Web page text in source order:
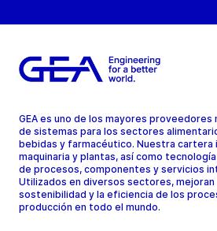
GEA es uno de los mayores proveedores
de sistemas para los sectores
bebidas y farmacéutico. Nuestra cartera
maquinaria y plantas, así como tecnología
de procesos, componentes y servicios
Utilizados en diversos sectores, mejoran
sostenibilidad y la eficiencia de los
producción en todo el mundo.